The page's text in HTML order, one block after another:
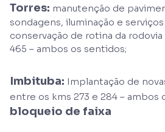
Torres: manutenção de
sondagens, iluminação e
conservação de rotina da
465 – ambos os sentidos;
Imbituba: Implantação de
entre os kms 273 e 284 – ambos
bloqueio de faixa